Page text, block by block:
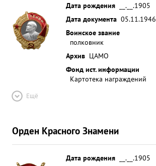
Дата рождения
__.__.1905
Дата документа 05.11.1946
Воинское звание
полковник
Архив ЦАМО
Фонд ист. информации
Картотека награждений
Ещё
Орден Красного Знамени
Дата рождения
__.__.1905